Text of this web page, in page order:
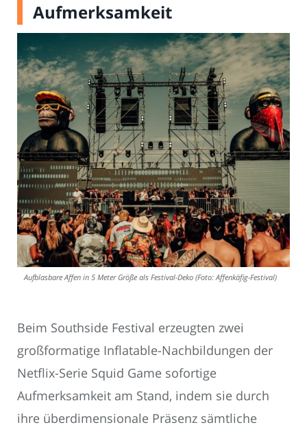
Aufmerksamkeit
Aufblasbare Affen in 5 Meter Größe als Festival-Deko (Foto: Affenkäfig-Festival)
Beim Southside Festival erzeugten zwei
großformatige Inflatable-Nachbildungen der
Netflix-Serie Squid Game sofortige
Aufmerksamkeit am Stand, indem sie durch
ihre überdimensionale Präsenz sämtliche